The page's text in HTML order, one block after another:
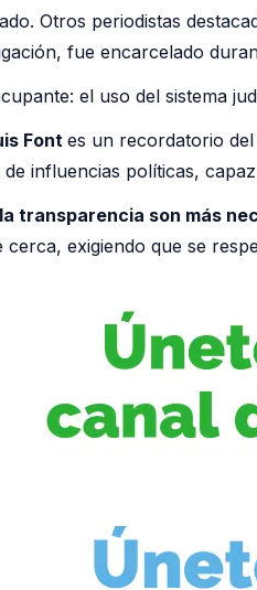
Otros periodistas
fue encarcelado
el uso del sistema
Font es un recordatorio del
influencias políticas,
la transparencia son más
exigiendo que se